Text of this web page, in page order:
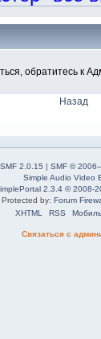
обратитесь к
Назад
2.0.15 |SMF ©
Simple Audio Video
2.3.4 © 2008-
Protected by:Forum
XHTML
RSS
Связаться с